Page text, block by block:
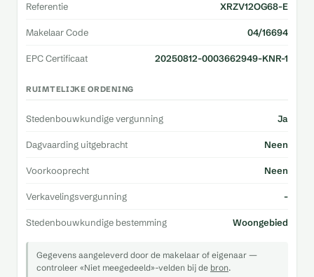
Referentie XRZV12OG68-E
Makelaar Code 04/16694
EPC Certificaat 20250812-0003662949-KNR-1
RUIMTELIJKE ORDENING
Stedenbouwkundige vergunning Ja
Dagvaarding uitgebracht Neen
Voorkooprecht Neen
Verkavelingsvergunning -
Stedenbouwkundige bestemming Woongebied
Gegevens aangeleverd door de makelaar of eigenaar —
controleer «Niet meegedeeld»-velden bij de bron.